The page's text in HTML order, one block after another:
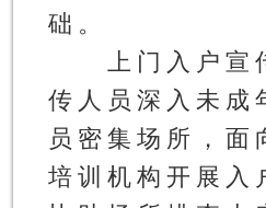
础。
上门入户宣
传人员深入未成
员密集场所，面
培训机构开展入